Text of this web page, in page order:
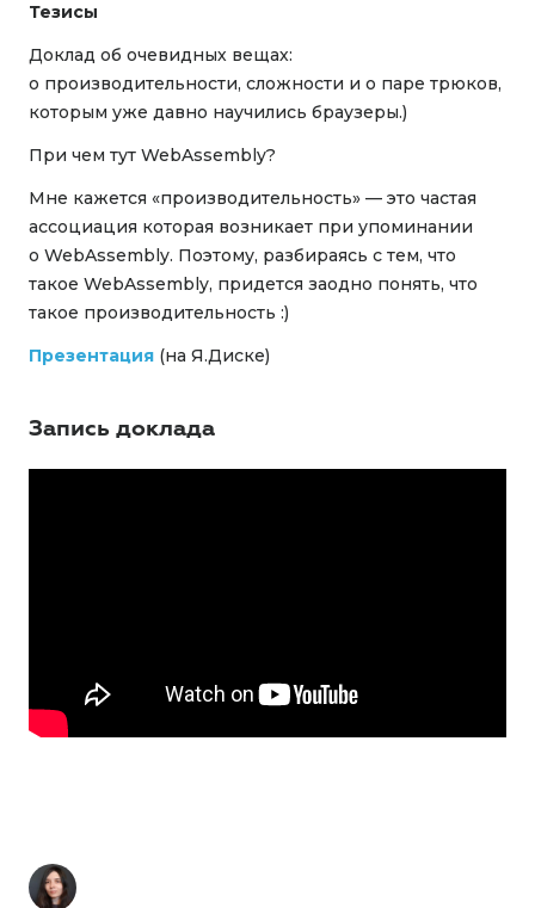
Тезисы
Доклад об очевидных вещах:
о производительности, сложности и о паре трюков,
которым уже давно научились браузеры.)
При чем тут WebAssembly?
Мне кажется «производительность» — это частая
ассоциация которая возникает при упоминании
о WebAssembly. Поэтому, разбираясь с тем, что
такое WebAssembly, придется заодно понять, что
такое производительность :)
Презентация (на Я.Диске)
Запись доклада